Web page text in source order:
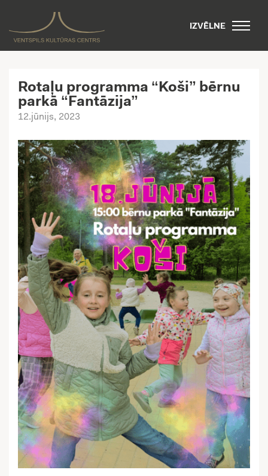
IZVĒLNE
Rotaļu programma “Koši” bērnu
parkā “Fantāzija”
12.jūnijs, 2023